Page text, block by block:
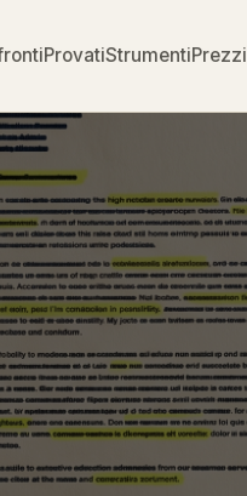
ProvatiStrumentiPrezzi